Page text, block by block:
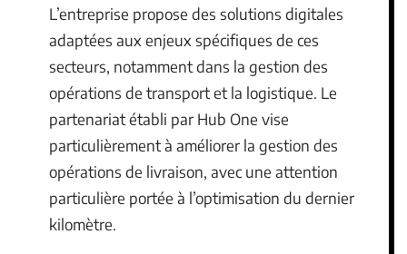
L’entreprise propose des solutions digitales
adaptées aux enjeux spécifiques de ces
secteurs, notamment dans la gestion des
opérations de transport et la logistique. Le
partenariat établi par Hub One vise
particulièrement à améliorer la gestion des
opérations de livraison, avec une attention
particulière portée à l’optimisation du dernier
kilomètre.